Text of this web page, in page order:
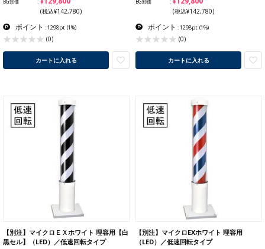
BG卸価
(税込¥142,780)
ポイント : 1298pt (1%)
(0)
カートに入れる
BG卸価
(税込¥142,780)
ポイント : 1298pt (1%)
(0)
カートに入れる
【別注】マイクロＥＸホワイト 理容用【白
黒セル】（LED）／低速回転タイプ
【別注】マイクロEXホワイト 理容用
（LED）／低速回転タイプ